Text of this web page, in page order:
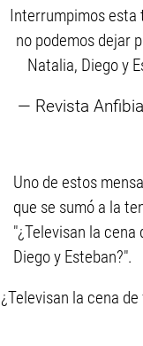
Interrumpimos esta
no podemos dejar
Natalia, Diego y
— Revista
Uno de estos
que se sumó a la
"¿Televisan la
Diego y Esteban?".
¿Televisan la cena